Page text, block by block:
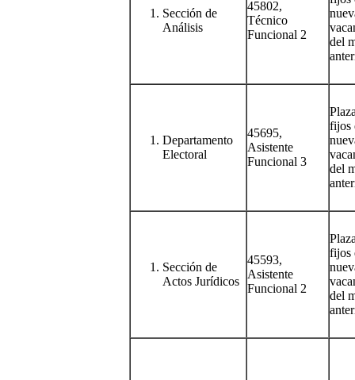
Sección de
Análisis
45802,
Técnico
Funcional 2
del
Departamento
Electoral
45695,
Asistente
Funcional 3
fijos
del
Sección de
Actos Jurídicos
45593,
Asistente
Funcional 2
fijos
del